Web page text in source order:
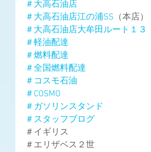
＃大高石油店
＃大高石油店江の浦SS （本店）
＃大高石油店大牟田ルート１３
＃軽油配達
＃燃料配達
＃全国燃料配達
＃コスモ石油
＃COSMO
＃ガソリンスタンド
＃スタッフブログ
＃イギリス
＃エリザベス２世